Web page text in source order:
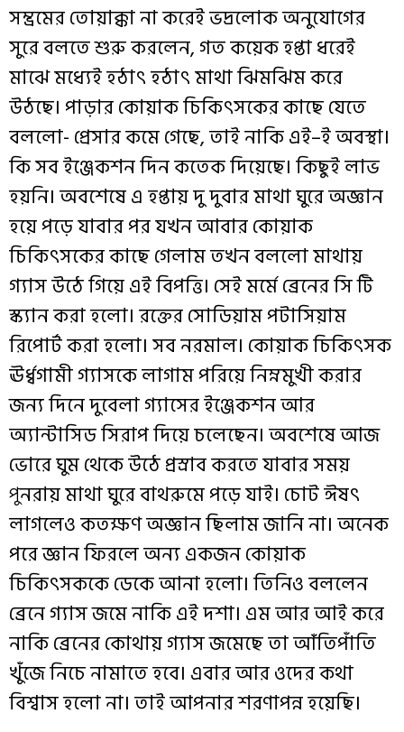
সম্ভ্রমেরতোয়াক্কানাকরেইভদ্রলোকঅনুযোগের
সুরেবলতেশুরুকরলেন,গতকয়েকহপ্তাধরেই
মাঝেমধ্যেইহঠাৎহঠাৎমাথাঝিমঝিমকরে
উঠছে। পাড়ারকোয়াকচিকিৎসকেরকাছেযেতে
বললো-প্রেসারকমেগেছে,তাইনাকিএই–ইঅবস্থা।
কিসবইঞ্জেকশনদিনকতেকদিয়েছে।কিছুইলাভ
হয়নি।অবশেষেএহপ্তায়দুদুবারমাথাঘুরেঅজ্ঞান
হয়েপড়েযাবারপরযখনআবারকোয়াক
চিকিৎসকেরকাছেগেলামতখনবললোমাথায়
গ্যাসউঠেগিয়েএইবিপত্তি। সেইমর্মেব্রেনেরসিটি
স্ক্যানকরাহলো।রক্তেরসোডিয়ামপটাসিয়াম
রিপোর্টকরাহলো।সবনরমাল। কোয়াকচিকিৎসক
ঊর্ধ্বগামীগ্যাসকেলাগামপরিয়েনিম্নমুখীকরার
জন্যদিনেদুবেলাগ্যাসেরইঞ্জেকশনআর
অ্যান্টাসিডসিরাপদিয়েচলেছেন।অবশেষেআজ
ভোরেঘুমথেকেউঠেপ্রস্রাবকরতেযাবারসময়
পুনরায়মাথাঘুরেবাথরুমেপড়েযাই। চোটঈষৎ
লাগলেওকতক্ষণঅজ্ঞানছিলামজানি না।অনেক
পরেজ্ঞানফিরলেঅন্যএকজনকোয়াক
চিকিৎসককেডেকেআনাহলো।তিনিওবললেন
ব্রেনেগ্যাসজমেনাকিএইদশা। এমআরআইকরে
নাকিব্রেনেরকোথায়গ্যাসজমেছেতাআঁতিপাঁতি
খুঁজেনিচেনামাতেহবে। এবারআরওদেরকথা
বিশ্বাসহলোনা।তাইআপনারশরণাপন্নহয়েছি।